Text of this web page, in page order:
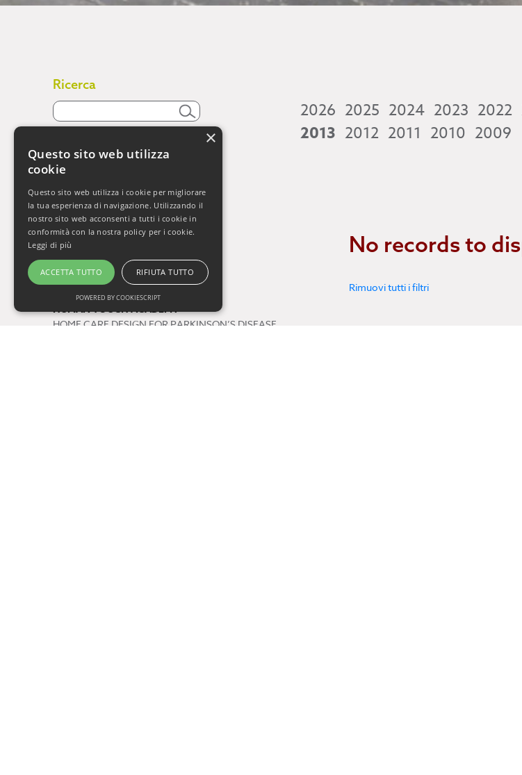
Ricerca
Attività
La Settimana del Cervello
Gli Orizzonti della Salute
Vivere Sani, Vivere Bene 2009-2019
Vivere Sani, Vivere Bene Online
Gli Appuntamenti della Salute
Il Respiro di Oxy.gen
Progetti
HUMAN TOUCH ACADEMY
HOME CARE DESIGN FOR PARKINSON’S DISEASE
2026 2025 2024 2023 2022
2013 2012 2011 2010 2009
No records to
Rimuovi tutti i filtri
×
Questo sito web utilizza
cookie
Questo sito web utilizza i cookie per migliorare
la tua esperienza di navigazione. Utilizzando il
nostro sito web acconsenti a tutti i cookie in
conformità con la nostra policy per i cookie.
Leggi di più
ACCETTA TUTTO RIFIUTA TUTTO
POWERED BY COOKIESCRIPT